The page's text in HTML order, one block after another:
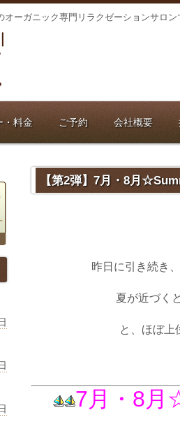
ーガニック専門リラクゼーションサロン
・料金 ご予約 会社概要
【第2弾】7月・8月
昨日に引き続き
夏が近づく
と、ほぼ上
7月・8月